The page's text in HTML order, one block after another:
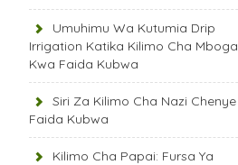
Umuhimu Wa Kutumia Drip
Irrigation Katika Kilimo Cha Mboga
Kwa Faida Kubwa
Siri Za Kilimo Cha Nazi Chenye
Faida Kubwa
Kilimo Cha Papai: Fursa Ya